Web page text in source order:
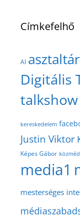
Címkefelhő
AI
Digitális
kereskedelem
Justin Viktor
Képes Gábor
media1
mesterséges